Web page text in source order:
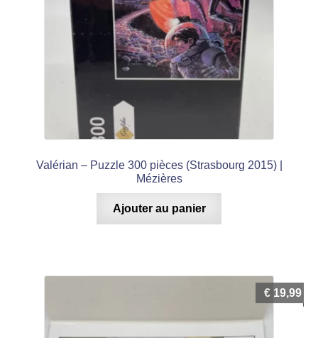
Valérian – Puzzle 300 pièces (Strasbourg 2015) |
Mézières
Ajouter au panier
€ 19,99